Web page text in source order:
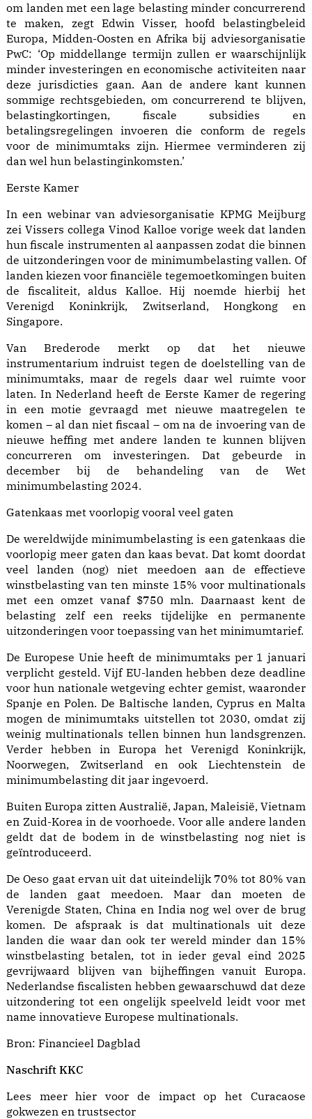
om landen met een lage belasting minder concurrerend
te maken, zegt Edwin Visser, hoofd belastingbeleid
Europa, Midden-Oosten en Afrika bij adviesorganisatie
PwC: ‘Op middellange termijn zullen er waarschijnlijk
minder investeringen en economische activiteiten naar
deze jurisdicties gaan. Aan de andere kant kunnen
sommige rechtsgebieden, om concurrerend te blijven,
belastingkortingen, fiscale subsidies en
betalingsregelingen invoeren die conform de regels
voor de minimumtaks zijn. Hiermee verminderen zij
dan wel hun belastinginkomsten.’
Eerste Kamer
In een webinar van adviesorganisatie KPMG Meijburg
zei Vissers collega Vinod Kalloe vorige week dat landen
hun fiscale instrumenten al aanpassen zodat die binnen
de uitzonderingen voor de minimumbelasting vallen. Of
landen kiezen voor financiële tegemoetkomingen buiten
de fiscaliteit, aldus Kalloe. Hij noemde hierbij het
Verenigd Koninkrijk, Zwitserland, Hongkong en
Singapore.
Van Brederode merkt op dat het nieuwe
instrumentarium indruist tegen de doelstelling van de
minimumtaks, maar de regels daar wel ruimte voor
laten. In Nederland heeft de Eerste Kamer de regering
in een motie gevraagd met nieuwe maatregelen te
komen – al dan niet fiscaal – om na de invoering van de
nieuwe heffing met andere landen te kunnen blijven
concurreren om investeringen. Dat gebeurde in
december bij de behandeling van de Wet
minimumbelasting 2024.
Gatenkaas met voorlopig vooral veel gaten
De wereldwijde minimumbelasting is een gatenkaas die
voorlopig meer gaten dan kaas bevat. Dat komt doordat
veel landen (nog) niet meedoen aan de effectieve
winstbelasting van ten minste 15% voor multinationals
met een omzet vanaf $750 mln. Daarnaast kent de
belasting zelf een reeks tijdelijke en permanente
uitzonderingen voor toepassing van het minimumtarief.
De Europese Unie heeft de minimumtaks per 1 januari
verplicht gesteld. Vijf EU-landen hebben deze deadline
voor hun nationale wetgeving echter gemist, waaronder
Spanje en Polen. De Baltische landen, Cyprus en Malta
mogen de minimumtaks uitstellen tot 2030, omdat zij
weinig multinationals tellen binnen hun landsgrenzen.
Verder hebben in Europa het Verenigd Koninkrijk,
Noorwegen, Zwitserland en ook Liechtenstein de
minimumbelasting dit jaar ingevoerd.
Buiten Europa zitten Australië, Japan, Maleisië, Vietnam
en Zuid-Korea in de voorhoede. Voor alle andere landen
geldt dat de bodem in de winstbelasting nog niet is
geïntroduceerd.
De Oeso gaat ervan uit dat uiteindelijk 70% tot 80% van
de landen gaat meedoen. Maar dan moeten de
Verenigde Staten, China en India nog wel over de brug
komen. De afspraak is dat multinationals uit deze
landen die waar dan ook ter wereld minder dan 15%
winstbelasting betalen, tot in ieder geval eind 2025
gevrijwaard blijven van bijheffingen vanuit Europa.
Nederlandse fiscalisten hebben gewaarschuwd dat deze
uitzondering tot een ongelijk speelveld leidt voor met
name innovatieve Europese multinationals.
Bron: Financieel Dagblad
Naschrift KKC
Lees meer hier voor de impact op het Curacaose
gokwezen en trustsector